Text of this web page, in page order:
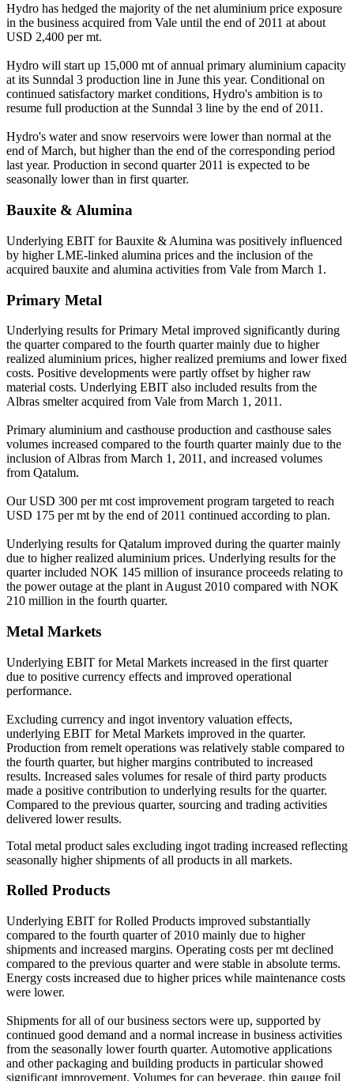
Hydro has hedged the majority of the net aluminium price exposure
in the business acquired from Vale until the end of 2011 at about
USD 2,400 per mt.
Hydro will start up 15,000 mt of annual primary aluminium capacity
at its Sunndal 3 production line in June this year. Conditional on
continued satisfactory market conditions, Hydro's ambition is to
resume full production at the Sunndal 3 line by the end of 2011.
Hydro's water and snow reservoirs were lower than normal at the
end of March, but higher than the end of the corresponding period
last year. Production in second quarter 2011 is expected to be
seasonally lower than in first quarter.
Bauxite & Alumina
Underlying EBIT for Bauxite & Alumina was positively influenced
by higher LME-linked alumina prices and the inclusion of the
acquired bauxite and alumina activities from Vale from March 1.
Primary Metal
Underlying results for Primary Metal improved significantly during
the quarter compared to the fourth quarter mainly due to higher
realized aluminium prices, higher realized premiums and lower fixed
costs. Positive developments were partly offset by higher raw
material costs. Underlying EBIT also included results from the
Albras smelter acquired from Vale from March 1, 2011.
Primary aluminium and casthouse production and casthouse sales
volumes increased compared to the fourth quarter mainly due to the
inclusion of Albras from March 1, 2011, and increased volumes
from Qatalum.
Our USD 300 per mt cost improvement program targeted to reach
USD 175 per mt by the end of 2011 continued according to plan.
Underlying results for Qatalum improved during the quarter mainly
due to higher realized aluminium prices. Underlying results for the
quarter included NOK 145 million of insurance proceeds relating to
the power outage at the plant in August 2010 compared with NOK
210 million in the fourth quarter.
Metal Markets
Underlying EBIT for Metal Markets increased in the first quarter
due to positive currency effects and improved operational
performance.
Excluding currency and ingot inventory valuation effects,
underlying EBIT for Metal Markets improved in the quarter.
Production from remelt operations was relatively stable compared to
the fourth quarter, but higher margins contributed to increased
results. Increased sales volumes for resale of third party products
made a positive contribution to underlying results for the quarter.
Compared to the previous quarter, sourcing and trading activities
delivered lower results.
Total metal product sales excluding ingot trading increased reflecting
seasonally higher shipments of all products in all markets.
Rolled Products
Underlying EBIT for Rolled Products improved substantially
compared to the fourth quarter of 2010 mainly due to higher
shipments and increased margins. Operating costs per mt declined
compared to the previous quarter and were stable in absolute terms.
Energy costs increased due to higher prices while maintenance costs
were lower.
Shipments for all of our business sectors were up, supported by
continued good demand and a normal increase in business activities
from the seasonally lower fourth quarter. Automotive applications
and other packaging and building products in particular showed
significant improvement. Volumes for can beverage, thin gauge foil